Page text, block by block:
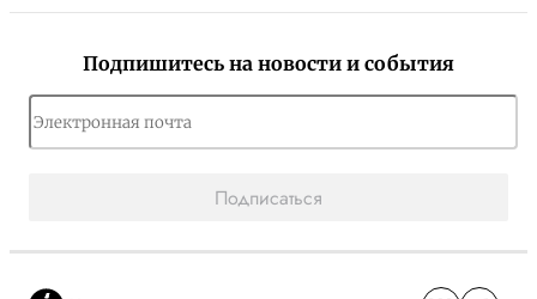
Подпишитесь на новости и события
Подписаться